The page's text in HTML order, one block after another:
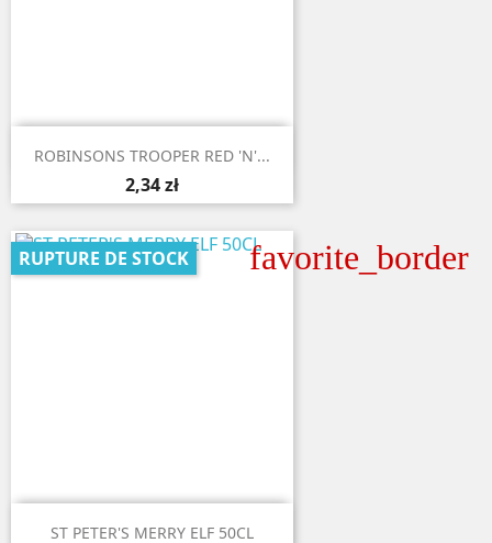
 Aperçu rapide
ROBINSONS TROOPER RED 'N'...
2,34 zł
favorite_border
 Aperçu rapide
ST PETER'S MERRY ELF 50CL
RUPTURE DE STOCK